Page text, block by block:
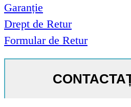
Garanție
Drept de Retur
Formular de Retur